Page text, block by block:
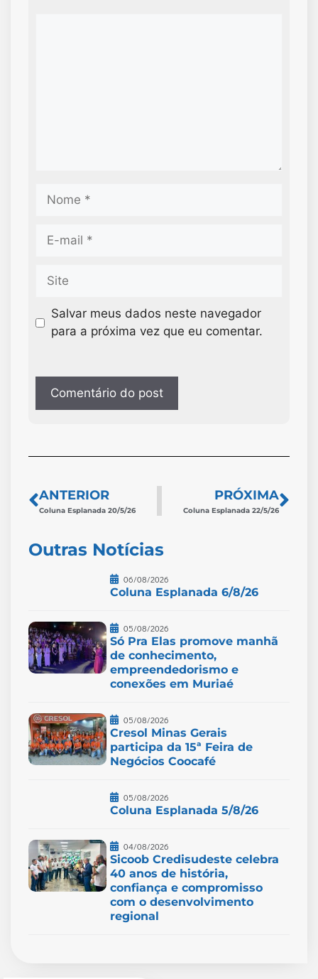
Salvar meus dados neste navegador
para a próxima vez que eu comentar.
ANTERIOR
Coluna Esplanada 20/5/26
PRÓXIMA
Coluna Esplanada 22/5/26
Outras Notícias
06/08/2026
Coluna Esplanada 6/8/26
05/08/2026
Só Pra Elas promove manhã
de conhecimento,
empreendedorismo e
conexões em Muriaé
05/08/2026
Cresol Minas Gerais
participa da 15ª Feira de
Negócios Coocafé
05/08/2026
Coluna Esplanada 5/8/26
04/08/2026
Sicoob Credisudeste celebra
40 anos de história,
confiança e compromisso
com o desenvolvimento
regional